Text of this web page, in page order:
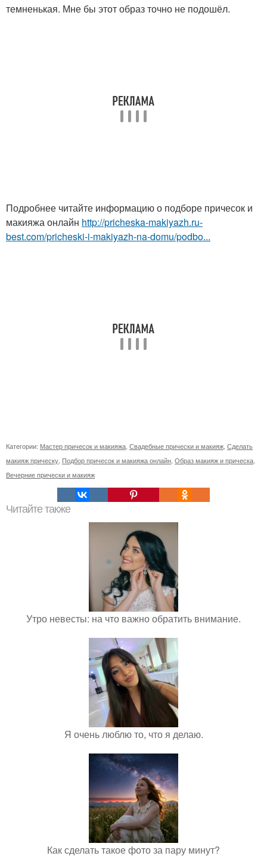
темненькая. Мне бы этот образ точно не подошёл.
Подробнее читайте информацию о подборе причесок и
макияжа онлайн http://pricheska-makiyazh.ru-
best.com/pricheski-i-makiyazh-na-domu/podbo...
Категории: Мастер причесок и макияжа Свадебные прически и макияж Сделать
макияж прическу Подбор причесок и макияжа онлайн Образ макияж и прическа
Вечерние прически и макияж
Читайте также
Утро невесты: на что важно обратить внимание.
Я очень люблю то, что я делаю.
Как сделать такое фото за пару минут?